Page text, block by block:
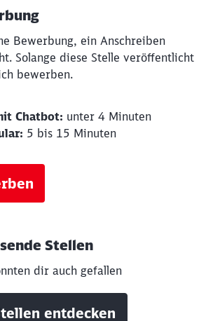
Bewerbung, ein Anschreiben
Solange diese Stelle veröffentlicht
bewerben.
Chatbot: unter 4 Minuten
5 bis 15 Minuten
Stellen
dir auch gefallen
entdecken